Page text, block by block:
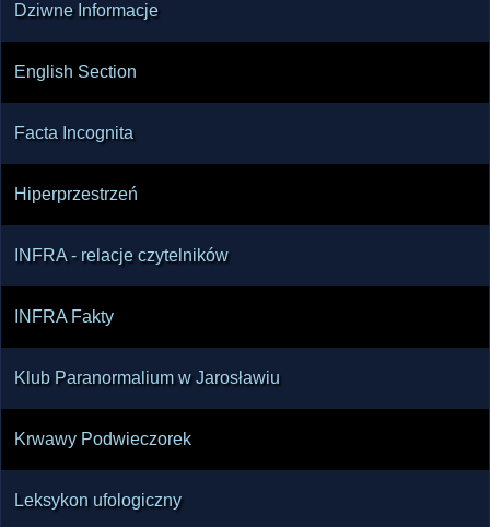
Dziwne Informacje
English Section
Facta Incognita
Hiperprzestrzeń
INFRA - relacje czytelników
INFRA Fakty
Klub Paranormalium w Jarosławiu
Krwawy Podwieczorek
Leksykon ufologiczny